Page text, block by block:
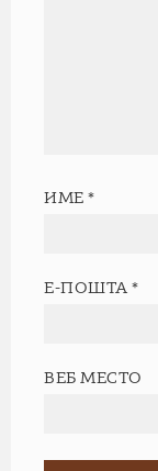
ИМЕ*
Е-ПОШТА*
ВЕБ МЕСТО